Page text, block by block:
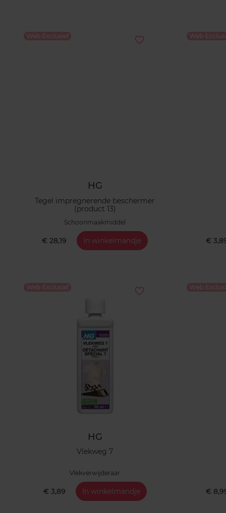
HG
Tegel impregnerende beschermer
(product 13)
Schoonmaakmiddel
€ 28,19 In winkelmandje €
HG
Vlekweg 7
Vlekverwijderaar
€ 3,89 In winkelmandje €